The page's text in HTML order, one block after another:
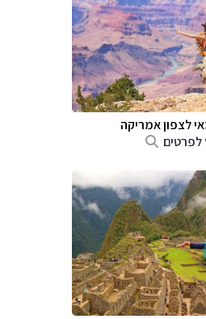
לצפון אמריקה
לפרטים